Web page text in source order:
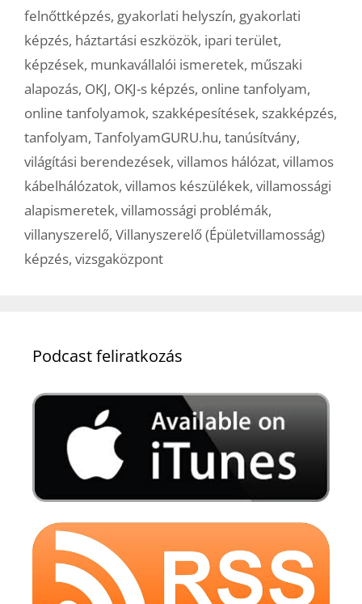
felnőttképzés, gyakorlati helyszín, gyakorlati
képzés, háztartási eszközök, ipari terület,
képzések, munkavállalói ismeretek, műszaki
alapozás, OKJ, OKJ-s képzés, online tanfolyam,
online tanfolyamok, szakképesítések, szakképzés,
tanfolyam, TanfolyamGURU.hu, tanúsítvány,
világítási berendezések, villamos hálózat, villamos
kábelhálózatok, villamos készülékek, villamossági
alapismeretek, villamossági problémák,
villanyszerelő, Villanyszerelő (Épületvillamosság)
képzés, vizsgaközpont
Podcast feliratkozás